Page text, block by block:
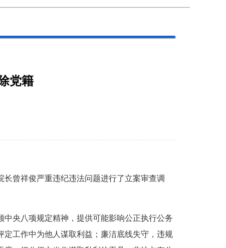
党籍
曾祥俊严重违纪违法问题进行了立案审查调
央八项规定精神，提供可能影响公正执行公务
工作中为他人谋取利益；廉洁底线失守，违规